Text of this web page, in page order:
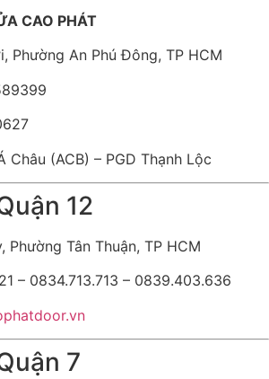
CAO PHÁT
Phường An Phú Đông, TP HCM
Châu (ACB) – PGD Thạnh Lộc
12
Phường Tân Thuận, TP HCM
– 0834.713.713 – 0839.403.636
7